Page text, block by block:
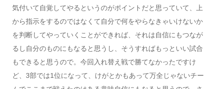
気付いて自覚してやるというのがポイントだと思っていて、上
から指示をするのではなくて自分で何をやらなきゃいけないか
を判断してやっていくことができれば、それは自信にもつなが
るし自分のものにもなると思うし、そうすればもっといい試合
もできると思うので。今回入れ替え戦で勝てなかったですけ
ど、3部では1位になって、けがとかもあって万全じゃないチー